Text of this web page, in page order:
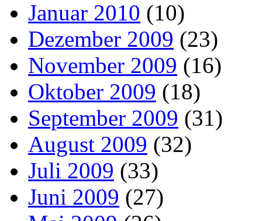
Januar 2010 (10)
Dezember 2009 (23)
November 2009 (16)
Oktober 2009 (18)
September 2009 (31)
August 2009 (32)
Juli 2009 (33)
Juni 2009 (27)